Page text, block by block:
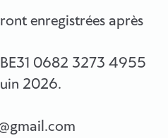
enregistrées après
0682 3273 4955
2026.